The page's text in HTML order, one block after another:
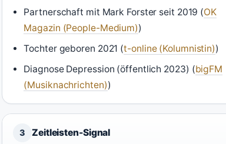
Partnerschaft mit Mark Forster seit 2019 (OK
Magazin (People-Medium))
Tochter geboren 2021 (t-online (Kolumnistin))
Diagnose Depression (öffentlich 2023) (bigFM
(Musiknachrichten))
3 Zeitleisten-Signal